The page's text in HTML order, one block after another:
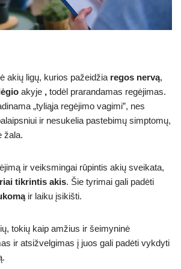
akių ligų, kurios pažeidžia regos nervą,
akyje , todėl prarandamas regėjimas.
„tyliąja regėjimo vagimi”, nes
ir nesukelia pastebimų simptomų,
žala.
ir veiksmingai rūpintis akių sveikata,
tikrintis akis. Šie tyrimai gali padėti
ir laiku įsikišti.
tokių kaip amžius ir šeimyninė
ir atsižvelgimas į juos gali padėti vykdyti